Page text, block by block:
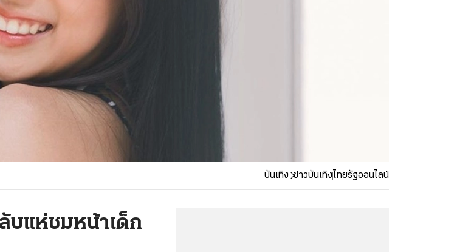
บันเทิง ข่าวบันเทิงไทยรัฐออนไลน์
บแห่ชมหน้าเด็ก